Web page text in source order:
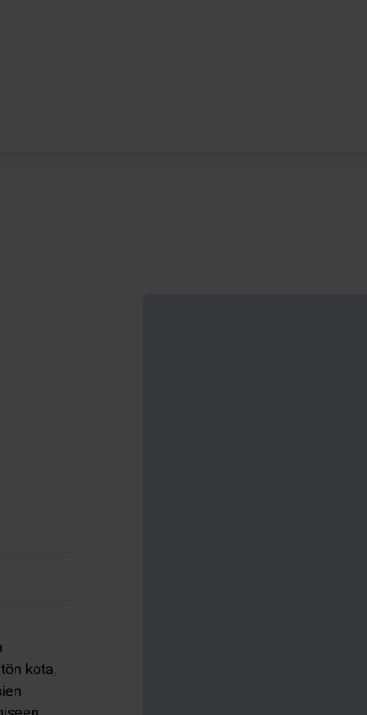
kota,